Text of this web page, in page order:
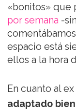
«bonitos» que
por semana -
espacio está
ellos a la hora
En cuanto al
adaptado